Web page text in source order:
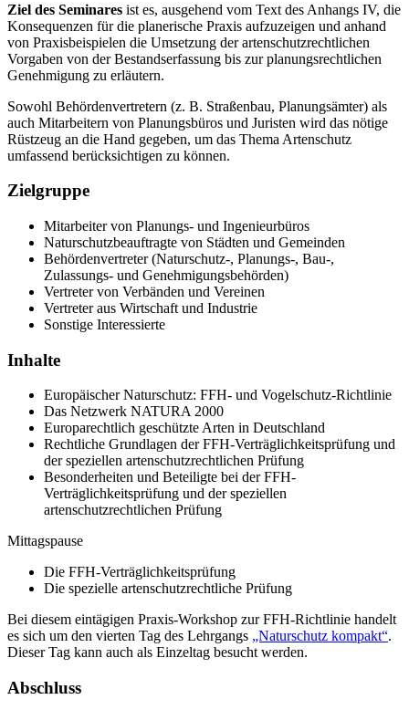
Ziel des Seminares ist es, ausgehend vom Text des Anhangs IV, die
Konsequenzen für die planerische Praxis aufzuzeigen und anhand
von Praxisbeispielen die Umsetzung der artenschutzrechtlichen
Vorgaben von der Bestandserfassung bis zur planungsrechtlichen
Genehmigung zu erläutern.
Sowohl Behördenvertretern (z. B. Straßenbau, Planungsämter) als
auch Mitarbeitern von Planungsbüros und Juristen wird das nötige
Rüstzeug an die Hand gegeben, um das Thema Artenschutz
umfassend berücksichtigen zu können.
Zielgruppe
Mitarbeiter von Planungs- und Ingenieurbüros
Naturschutzbeauftragte von Städten und Gemeinden
Behördenvertreter (Naturschutz-, Planungs-, Bau-,
Zulassungs- und Genehmigungsbehörden)
Vertreter von Verbänden und Vereinen
Vertreter aus Wirtschaft und Industrie
Sonstige Interessierte
Inhalte
Europäischer Naturschutz: FFH- und Vogelschutz-Richtlinie
Das Netzwerk NATURA 2000
Europarechtlich geschützte Arten in Deutschland
Rechtliche Grundlagen der FFH-Verträglichkeitsprüfung und
der speziellen artenschutzrechtlichen Prüfung
Besonderheiten und Beteiligte bei der FFH-
Verträglichkeitsprüfung und der speziellen
artenschutzrechtlichen Prüfung
Mittagspause
Die FFH-Verträglichkeitsprüfung
Die spezielle artenschutzrechtliche Prüfung
Bei diesem eintägigen Praxis-Workshop zur FFH-Richtlinie handelt
es sich um den vierten Tag des Lehrgangs „Naturschutz kompakt“.
Dieser Tag kann auch als Einzeltag besucht werden.
Abschluss